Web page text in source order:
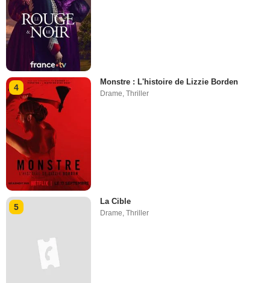
4
Monstre : L'histoire de Lizzie Borden
Drame ,Thriller
5
La Cible
Drame,Thriller